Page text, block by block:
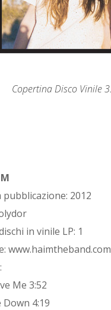
Copertina Disco Vinile
2012
in vinile LP: 1
www.haimtheband.com
:
Me 3:52
Down 4:19